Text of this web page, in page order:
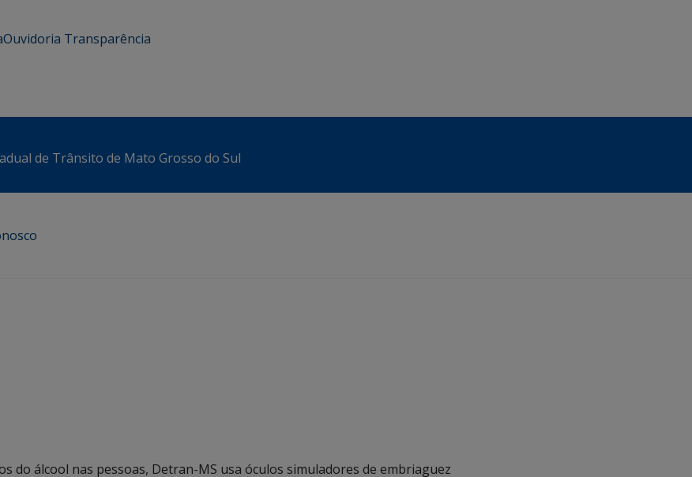
Ouvidoria Transparência
de Trânsito de Mato Grosso do Sul
do álcool nas pessoas, Detran-MS usa óculos simuladores de embriaguez